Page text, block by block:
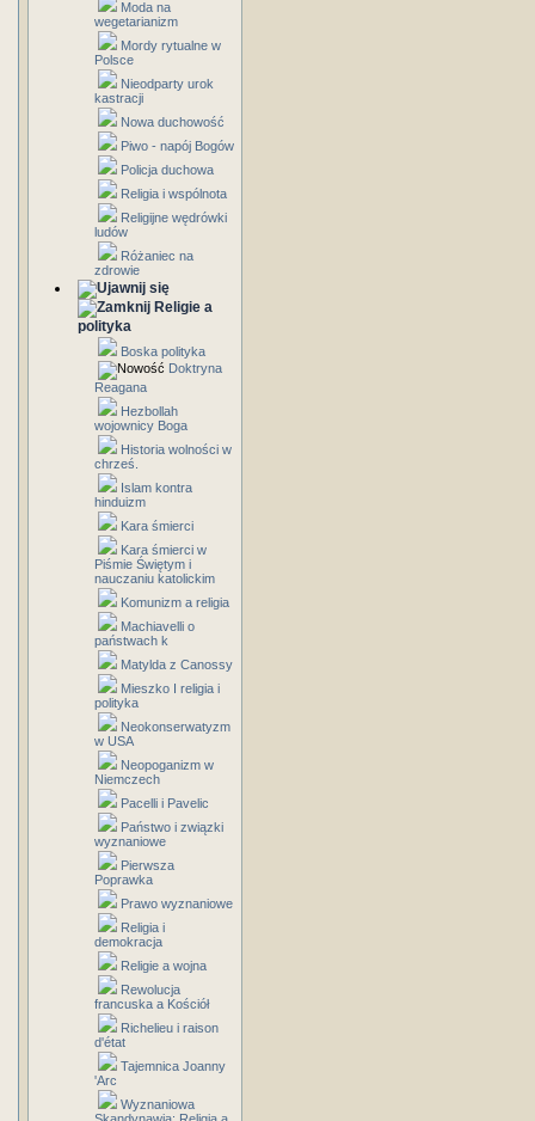
Moda na
wegetarianizm
Mordy rytualne w
Polsce
Nieodparty urok
kastracji
Nowa duchowość
Piwo - napój Bogów
Policja duchowa
Religia i wspólnota
Religijne wędrówki
ludów
Różaniec na
zdrowie
Religie a
polityka
Boska polityka
Doktryna
Reagana
Hezbollah
wojownicy Boga
Historia wolności w
chrześ.
Islam kontra
hinduizm
Kara śmierci
Kara śmierci w
Piśmie Świętym i
nauczaniu katolickim
Komunizm a religia
Machiavelli o
państwach k
Matylda z Canossy
Mieszko I religia i
polityka
Neokonserwatyzm
w USA
Neopoganizm w
Niemczech
Pacelli i Pavelic
Państwo i związki
wyznaniowe
Pierwsza
Poprawka
Prawo wyznaniowe
Religia i
demokracja
Religie a wojna
Rewolucja
francuska a Kościół
Richelieu i raison
d'état
Tajemnica Joanny
'Arc
Wyznaniowa